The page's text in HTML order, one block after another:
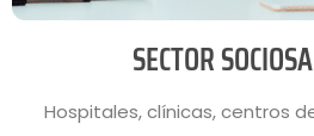
SECTOR
Hospitales, clínicas, centros